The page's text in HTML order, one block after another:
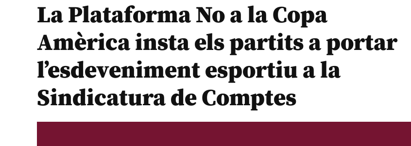
La Plataforma No a la Copa
Amèrica insta els partits a portar
l’esdeveniment esportiu a la
Sindicatura de Comptes